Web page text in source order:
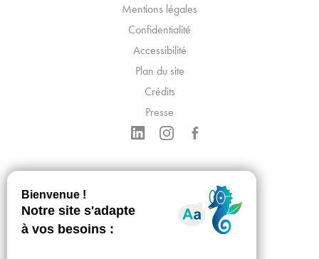
Mentions légales
Confidentialité
Accessibilité
Plan du site
Crédits
Presse